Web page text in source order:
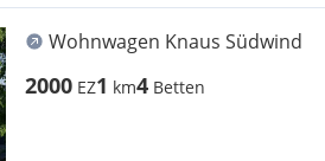
Wohnwagen Knaus Südwind
2000 EZ1 km4 Betten